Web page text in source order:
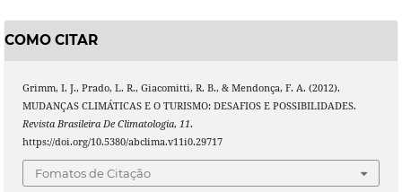
COMO CITAR
Grimm, I. J., Prado, L. R., Giacomitti, R. B., & Mendonça, F. A. (2012).
MUDANÇAS CLIMÁTICAS E O TURISMO: DESAFIOS E POSSIBILIDADES.
Revista Brasileira De Climatologia, 11.
https://doi.org/10.5380/abclima.v11i0.29717
Fomatos de Citação